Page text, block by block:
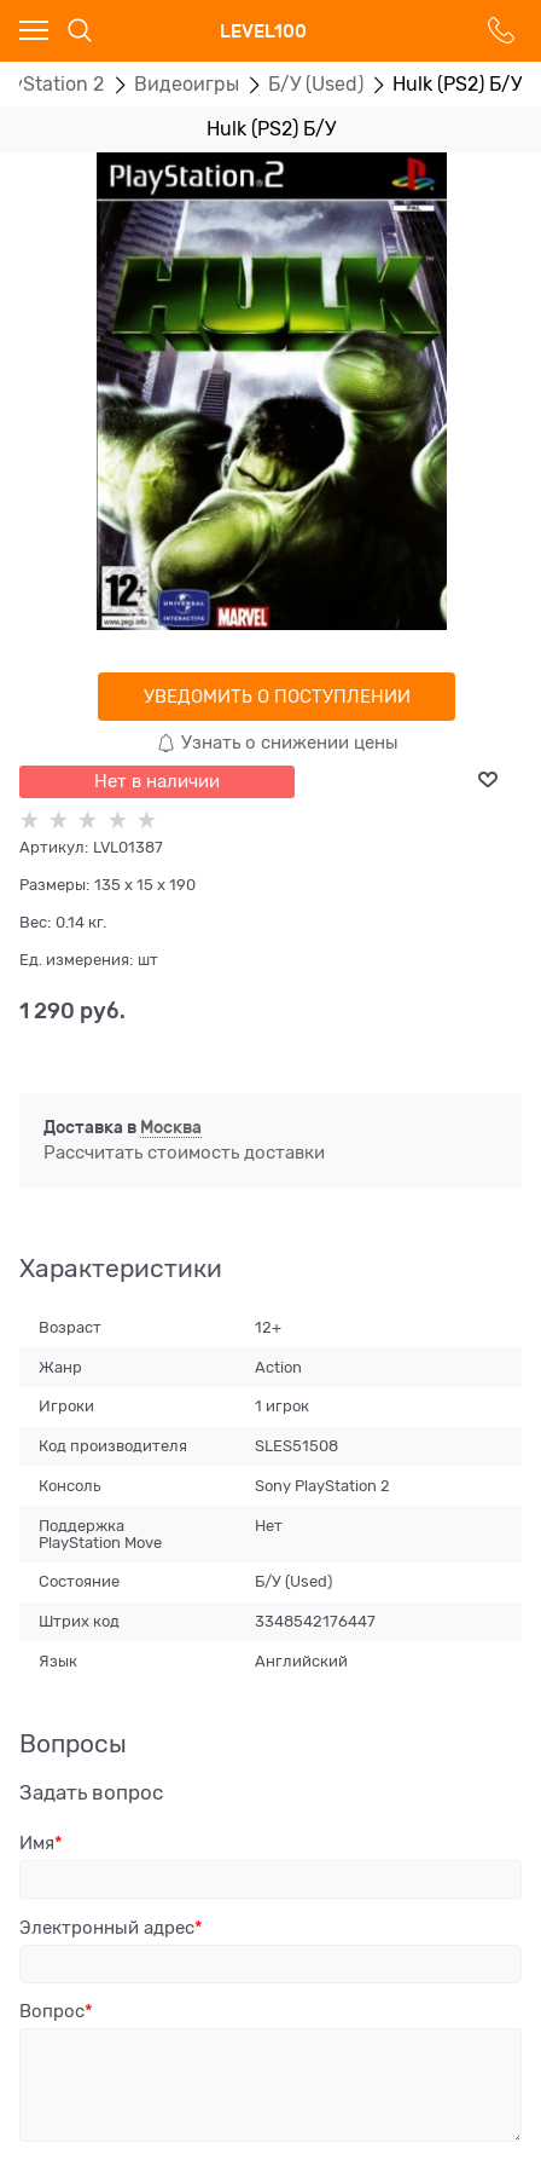
LEVEL100
2 Видеоигры Б/У (Used) Hulk (PS2) Б/У
Hulk (PS2) Б/У
УВЕДОМИТЬ О ПОСТУПЛЕНИИ
Узнать о снижении цены
Нет в наличии
Артикул: LVL01387
Размеры: 135 x 15 x 190
Вес: 0.14 кг.
Ед. измерения: шт
1 290 руб.
Доставка в Москва
Рассчитать стоимость доставки
Характеристики
Возраст 12+
Жанр Action
Игроки 1 игрок
Код производителя SLES51508
Консоль Sony PlayStation 2
Поддержка
PlayStation Move
Нет
Состояние Б/У (Used)
Штрих код 3348542176447
Язык Английский
Вопросы
Задать вопрос
Имя
Электронный адрес
Вопрос
Ваш город - Москва,
угадали?
ДА НЕТ